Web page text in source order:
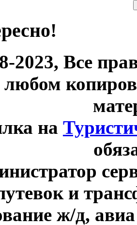
2023, Все
на
и
ж/д,